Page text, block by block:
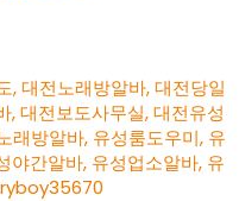
,대전노래방알바,대전당일
,대전보도사무실,대전유성
래방알바, 유성룸도우미, 유
야간알바, 유성업소알바, 유
ryboy35670